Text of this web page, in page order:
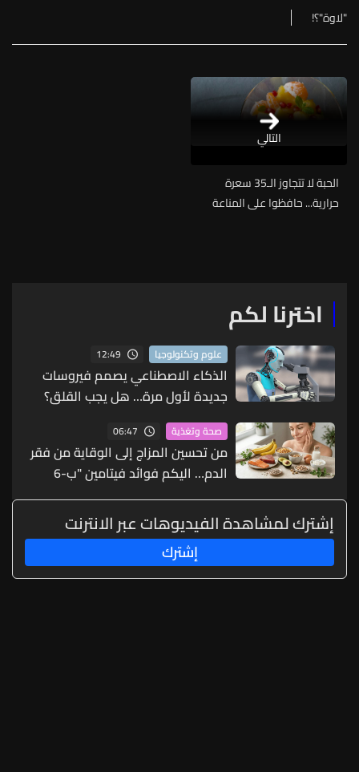
"لاوة"؟!
التالي
الحبة لا تتجاوز الـ35 سعرة
حرارية... حافظوا على المناعة
اخترنا لكم
علوم وتكنولوجيا 12:49
الذكاء الاصطناعي يصمم فيروسات
جديدة لأول مرة… هل يجب القلق؟
صحة وتغذية 06:47
من تحسين المزاج إلى الوقاية من فقر
الدم… اليكم فوائد فيتامين "ب-6
والمأكولات الغنية به
إشترك لمشاهدة الفيديوهات عبر الانترنت
إشترك